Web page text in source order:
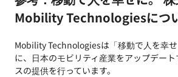
Mobility Technologiesにつ
Mobility Technologiesは「移動で人を幸
に、日本のモビリティ産業をアップデー
スの提供を行っています。